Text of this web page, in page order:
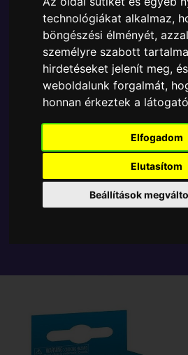
technológiákat alkalmaz,
böngészési élményét,
személyre szabott
hirdetéseket jelenít meg,
weboldalunk forgalmát,
honnan érkeztek a
Elfogadom
Elutasítom
Beállítások
A Funko Pocket POP egyik
Funko - Pocket ! Sonic with
ablakos csomagolásban azaz -
új gazdáját.
TOVÁBB A VÁSÁRLÁSRA
Tetszik? Osszd meg másokkal!